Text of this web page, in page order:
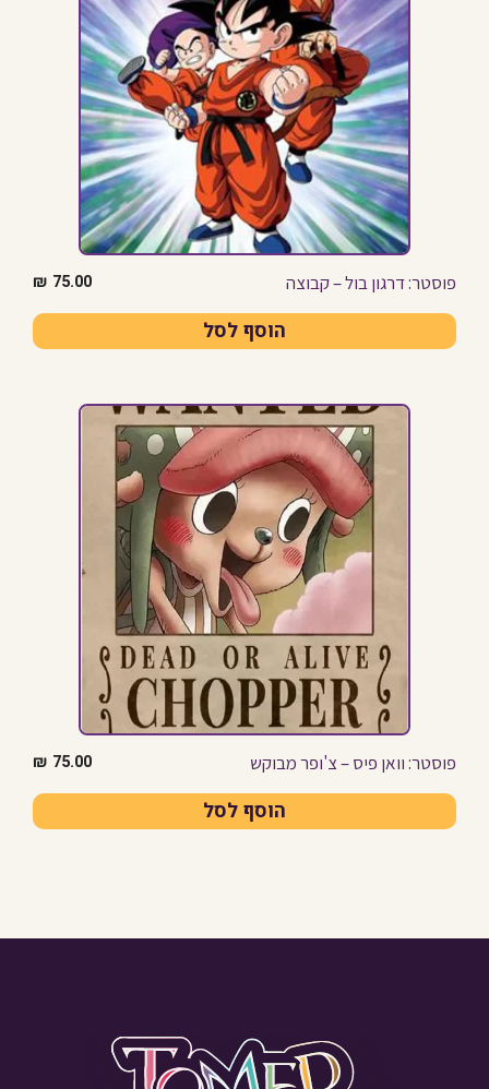
פוסטר: דרגון בול – קבוצה 75.00
₪
הוסף לסל
פוסטר: וואן פיס – צ'ופר מבוקש 75.00
₪
הוסף לסל